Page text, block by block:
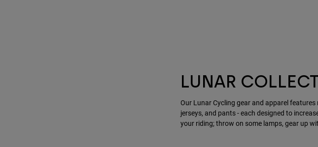
LUNAR
Our Lunar Cycling gear and apparel
jerseys, and pants - each designed to
your riding; throw on some lamps, gear up